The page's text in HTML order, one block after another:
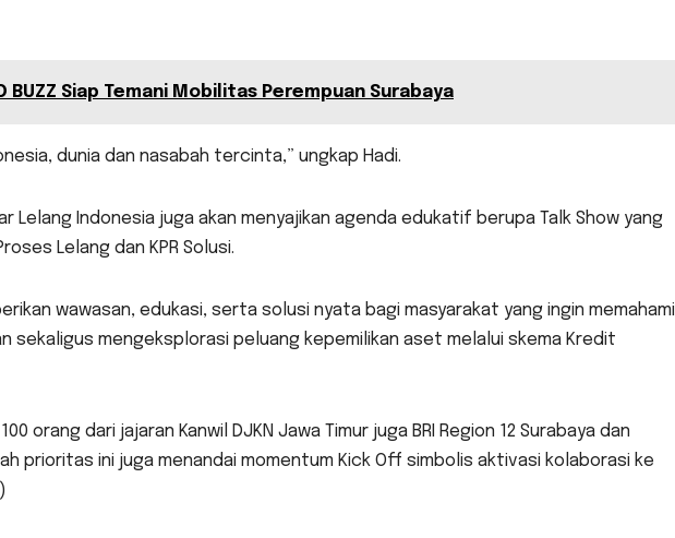
BUZZ Siap Temani Mobilitas Perempuan Surabaya
dunia dan nasabah tercinta,” ungkap Hadi.
Lelang Indonesia juga akan menyajikan agenda edukatif berupa Talk Show yang
Lelang dan KPR Solusi.
wawasan, edukasi, serta solusi nyata bagi masyarakat yang ingin memahami
sekaligus mengeksplorasi peluang kepemilikan aset melalui skema Kredit
orang dari jajaran Kanwil DJKN Jawa Timur juga BRI Region 12 Surabaya dan
prioritas ini juga menandai momentum Kick Off simbolis aktivasi kolaborasi ke